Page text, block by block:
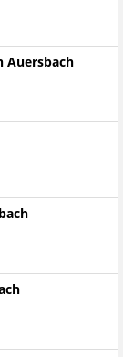
Auersbach